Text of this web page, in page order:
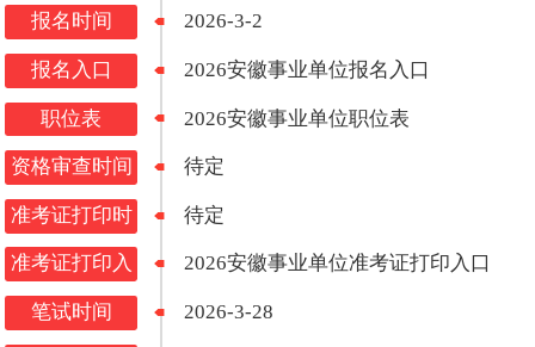
报名时间
报名入口
职位表
资格审查时间
准考证打印时
间
准考证打印入
口
笔试时间
2026-3-2
2026安徽事业单位报名入口
2026安徽事业单位职位表
待定
待定
2026安徽事业单位准考证打印入口
2026-3-28